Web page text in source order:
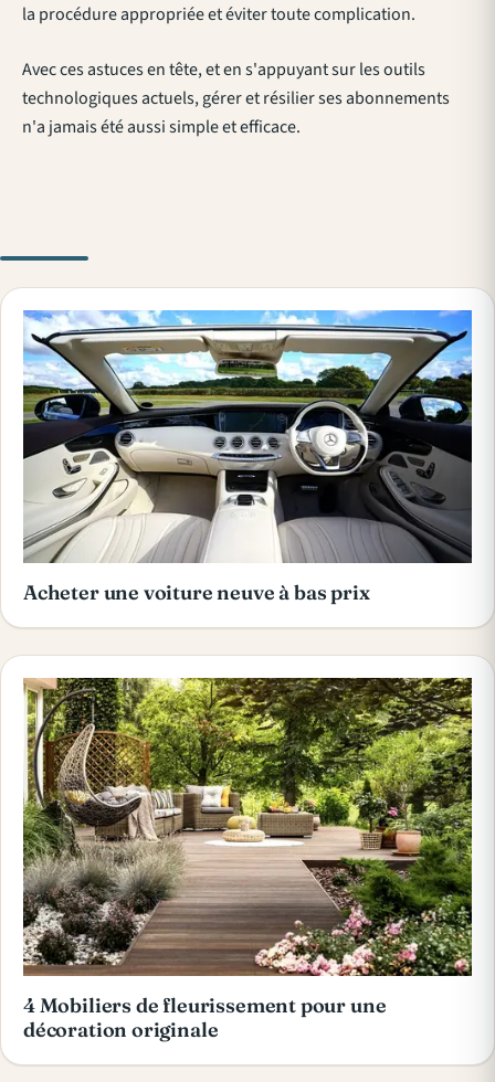
la procédure appropriée et éviter toute complication.
Avec ces astuces en tête, et en s'appuyant sur les outils
technologiques actuels, gérer et résilier ses abonnements
n'a jamais été aussi simple et efficace.
Acheter une voiture neuve à bas prix
4 Mobiliers de fleurissement pour une
décoration originale